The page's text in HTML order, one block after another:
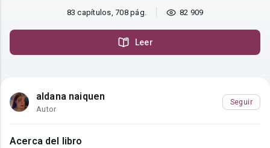
83 capítulos, 708 pág. 82 909
Leer
aldana naiquen
Autor
Seguir
Acerca del libro